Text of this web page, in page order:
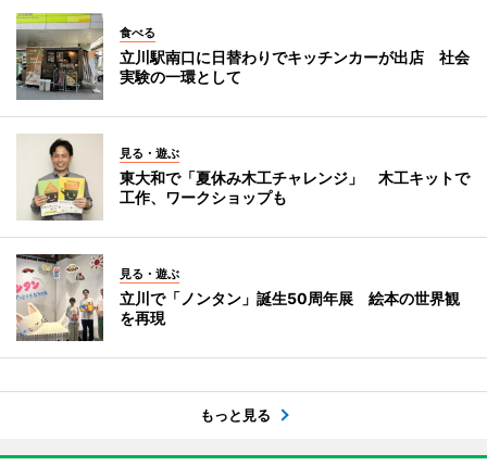
食べる
立川駅南口に日替わりでキッチンカーが出店 社会
実験の一環として
見る・遊ぶ
東大和で「夏休み木工チャレンジ」 木工キットで
工作、ワークショップも
見る・遊ぶ
立川で「ノンタン」誕生50周年展 絵本の世界観
を再現
もっと見る